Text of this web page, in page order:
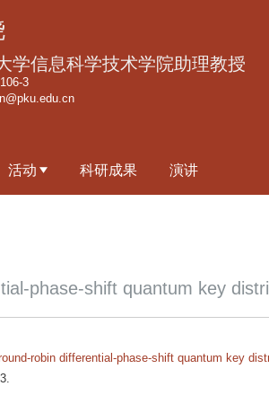
到
要
内
学信息科学技术学院助理教授
3
活动 科研成果 演讲
phase-shift quantum key
robin differential-phase-shift quantum key